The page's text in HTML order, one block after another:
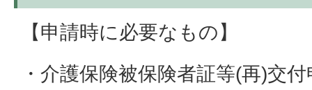
【申請時に必要なもの】
・介護保険被保険者証等(再)交